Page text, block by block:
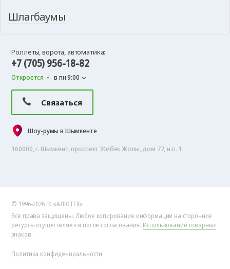
Шлагбаумы
Роллеты, ворота, автоматика:
+7 (705) 956-18-82
Откроется в пн 9:00
Связаться
Шоу-румы в Шымкенте
160000, г. Шымкент, проспект Жибек Жолы, дом 77, н.п. 1
© 1996-2026 ГК «АЛЮТЕХ»
Все права защищены. Любое копирование информации на сторонние
ресурсы осуществляется после согласования. Использование товарных
знаков.
Политика конфиденциальности